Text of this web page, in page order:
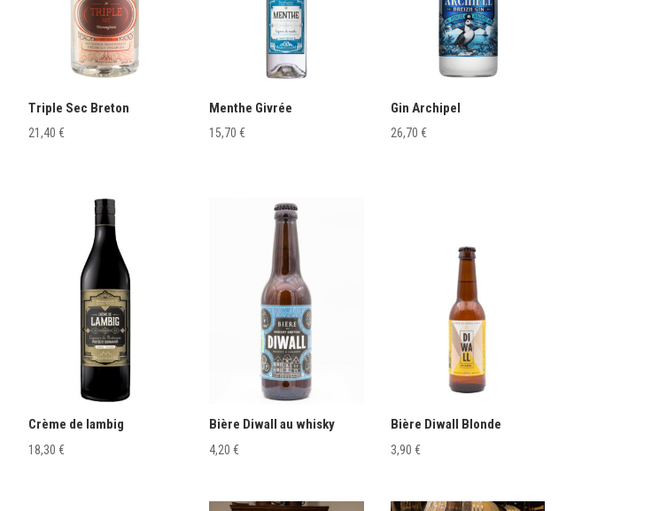
Triple Sec Breton
21,40 €
Menthe Givrée
15,70€
Gin Archipel
26,70 €
Crème de lambig
18,30 €
Bière Diwall au whisky
4,20€
Bière Diwall Blonde
3,90 €